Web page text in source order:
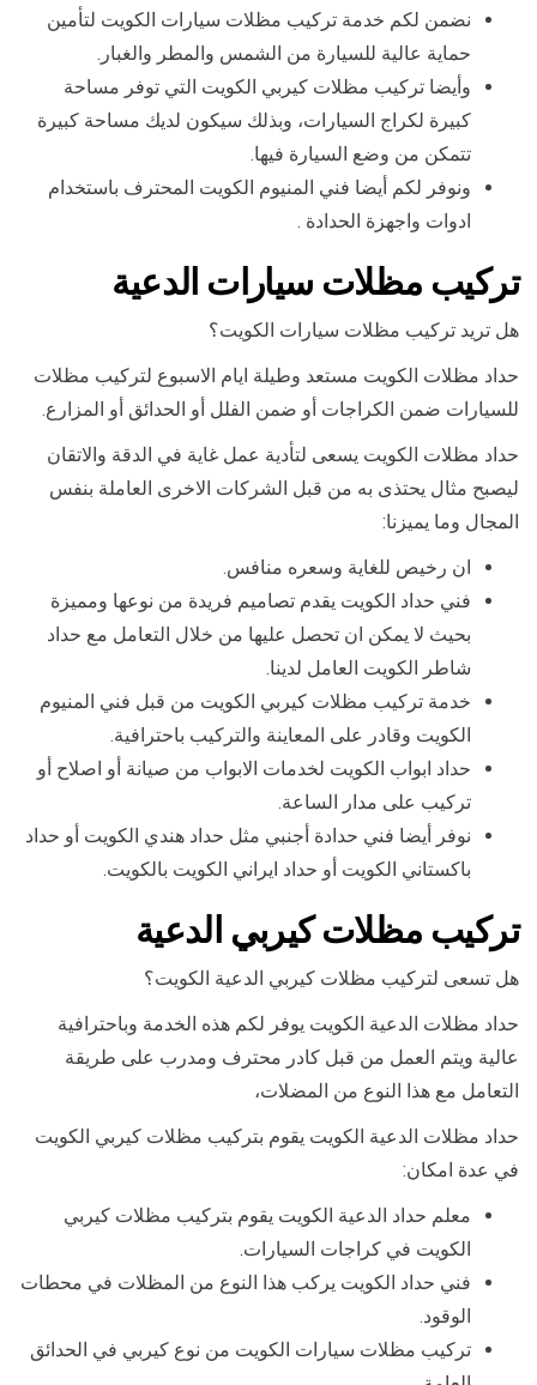
نضمن لكم خدمة تركيب مظلات سيارات الكويت لتأمين
حماية عالية للسيارة من الشمس والمطر والغبار.
وأيضا تركيب مظلات كيربي الكويت التي توفر مساحة
كبيرة لكراج السيارات، وبذلك سيكون لديك مساحة كبيرة
تتمكن من وضع السيارة فيها.
ونوفر لكم أيضا فني المنيوم الكويت المحترف باستخدام
ادوات واجهزة الحدادة .
تركيب مظلات سيارات الدعية
هل تريد تركيب مظلات سيارات الكويت؟
حداد مظلات الكويت مستعد وطيلة ايام الاسبوع لتركيب مظلات
للسيارات ضمن الكراجات أو ضمن الفلل أو الحدائق أو المزارع.
حداد مظلات الكويت يسعى لتأدية عمل غاية في الدقة والاتقان
ليصبح مثال يحتذى به من قبل الشركات الاخرى العاملة بنفس
المجال وما يميزنا:
ان رخيص للغاية وسعره منافس.
فني حداد الكويت يقدم تصاميم فريدة من نوعها ومميزة
بحيث لا يمكن ان تحصل عليها من خلال التعامل مع حداد
شاطر الكويت العامل لدينا.
خدمة تركيب مظلات كيربي الكويت من قبل فني المنيوم
الكويت وقادر على المعاينة والتركيب باحترافية.
حداد ابواب الكويت لخدمات الابواب من صيانة أو اصلاح أو
تركيب على مدار الساعة.
نوفر أيضا فني حدادة أجنبي مثل حداد هندي الكويت أو حداد
باكستاني الكويت أو حداد ايراني الكويت بالكويت.
تركيب مظلات كيربي الدعية
هل تسعى لتركيب مظلات كيربي الدعية الكويت؟
حداد مظلات الدعية الكويت يوفر لكم هذه الخدمة وباحترافية
عالية ويتم العمل من قبل كادر محترف ومدرب على طريقة
التعامل مع هذا النوع من المضلات،
حداد مظلات الدعية الكويت يقوم بتركيب مظلات كيربي الكويت
في عدة امكان:
معلم حداد الدعية الكويت يقوم بتركيب مظلات كيربي
الكويت في كراجات السيارات.
فني حداد الكويت يركب هذا النوع من المظلات في محطات
الوقود.
تركيب مظلات سيارات الكويت من نوع كيربي في الحدائق